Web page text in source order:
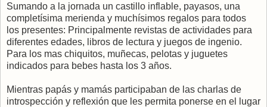
Sumando a la jornada un castillo inflable, payasos, una
completísima merienda y muchísimos regalos para todos
los presentes: Principalmente revistas de actividades para
diferentes edades, libros de lectura y juegos de ingenio.
Para los mas chiquitos, muñecas, pelotas y juguetes
indicados para bebes hasta los 3 años.
Mientras papás y mamás participaban de las charlas de
introspección y reflexión que les permita ponerse en el lugar